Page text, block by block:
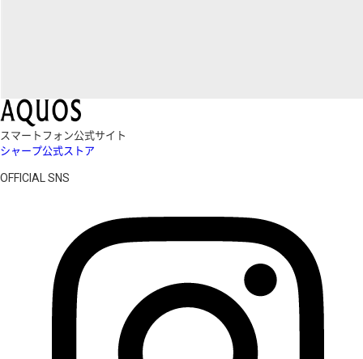
スマートフォン公式サイト
シャープ公式ストア
OFFICIAL SNS